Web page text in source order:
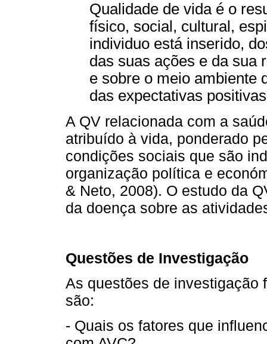
Qualidade de vida é o
físico, social, cultural,
individuo está inserido,
das suas ações e da sua
e sobre o meio ambiente
das expectativas
A QV relacionada com a
atribuído à vida, ponderado
condições sociais que são
organização política e
& Neto, 2008). O estudo da
da doença sobre as
Questões de Investigação
As questões de investigação
são:
- Quais os fatores que